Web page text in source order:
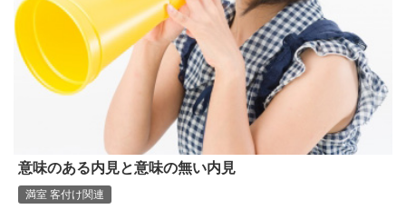
意味のある内見と意味の無い内見
満室 客付け関連